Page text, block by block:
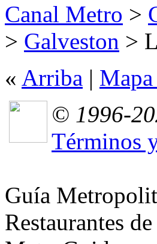
Canal Metro >
> Galveston >
« Arriba |
© 1996-
Términos
Guía
Restaurantes